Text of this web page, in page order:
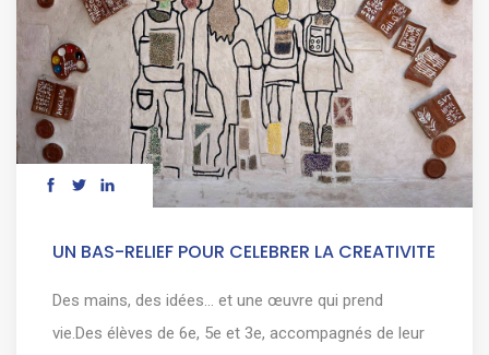
UN BAS-RELIEF POUR CELEBRER LA CREATIVITE
Des mains, des idées… et une œuvre qui prend
vie.Des élèves de 6e, 5e et 3e, accompagnés de leur